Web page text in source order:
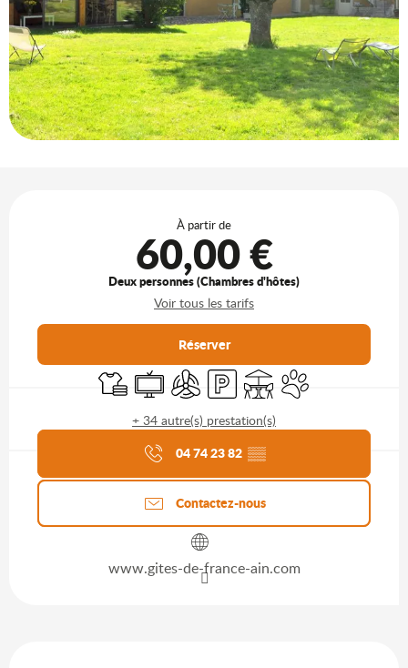
À partir de
60,00 €
Deux personnes (Chambres d'hôtes)
Voir tous les tarifs
Réserver
Draps et linge
TélévisionAir conditionné
ParkingTerrasseAnimaux acceptés
+ 34 autre(s) prestation(s)
Agenda du moment
04 74 23 82 ▒▒
Contactez-nous
www.gites-de-france-ain.com